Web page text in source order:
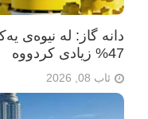
47% زیادی کردووە
ئاب 08, 2026